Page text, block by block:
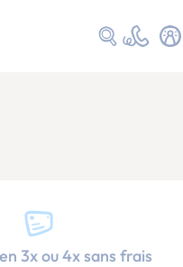
Faire une
3x ou 4x sans frais